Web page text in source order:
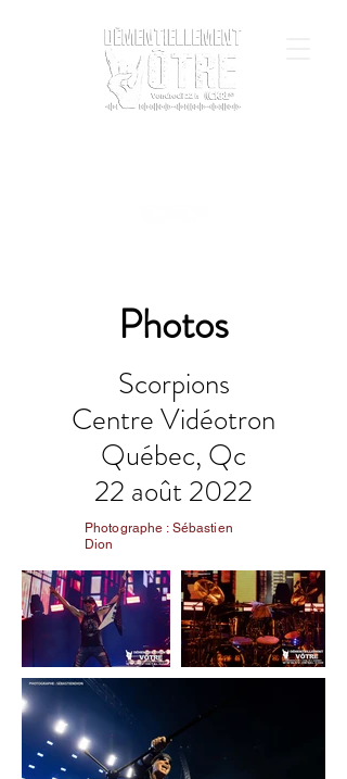
Photos
Scorpions
Centre Vidéotron
Québec, Qc
22 août 2022
Photographe : Sébastien
Dion